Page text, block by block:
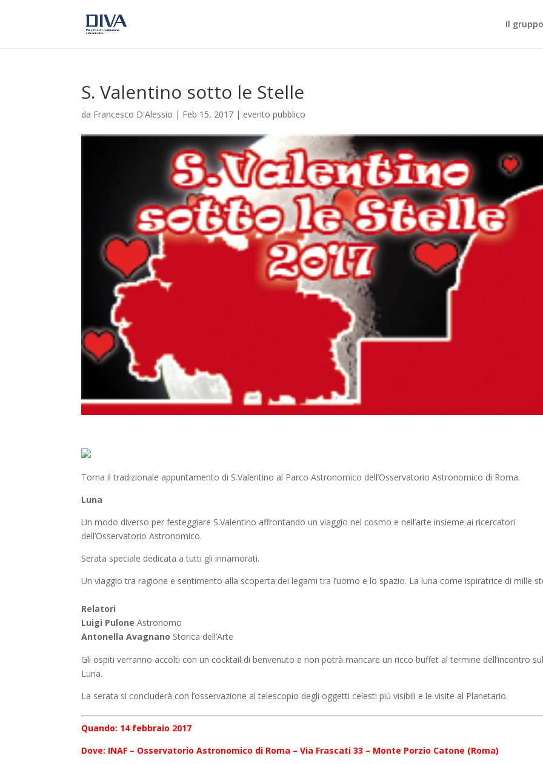
Il
S. Valentino sotto le Stelle
da Francesco D'Alessio | Feb 15, 2017 | evento pubblico
Torna il tradizionale appuntamento di S.Valentino al Parco Astronomico dell’Osservatorio Astronomico di Roma.
Luna
Un modo diverso per festeggiare S.Valentino affrontando un viaggio nel cosmo e nell’arte insieme ai ricercatori
dell’Osservatorio Astronomico.
Serata speciale dedicata a tutti gli innamorati.
Un viaggio tra ragione e sentimento alla scoperta dei legami tra l’uomo e lo spazio. La luna come ispiratrice di mille
Relatori
Luigi PuloneAstronomo
Antonella Avagnano Storica dell’Arte
Gli ospiti verranno accolti con un cocktail di benvenuto e non potrà mancare un ricco buffet al termine dell’incontro
Luna.
La serata si concluderà con l’osservazione al telescopio degli oggetti celesti più visibili e le visite al Planetario.
Quando: 14 febbraio 2017
Dove: INAF – Osservatorio Astronomico di Roma – Via Frascati 33 – Monte Porzio Catone (Roma)